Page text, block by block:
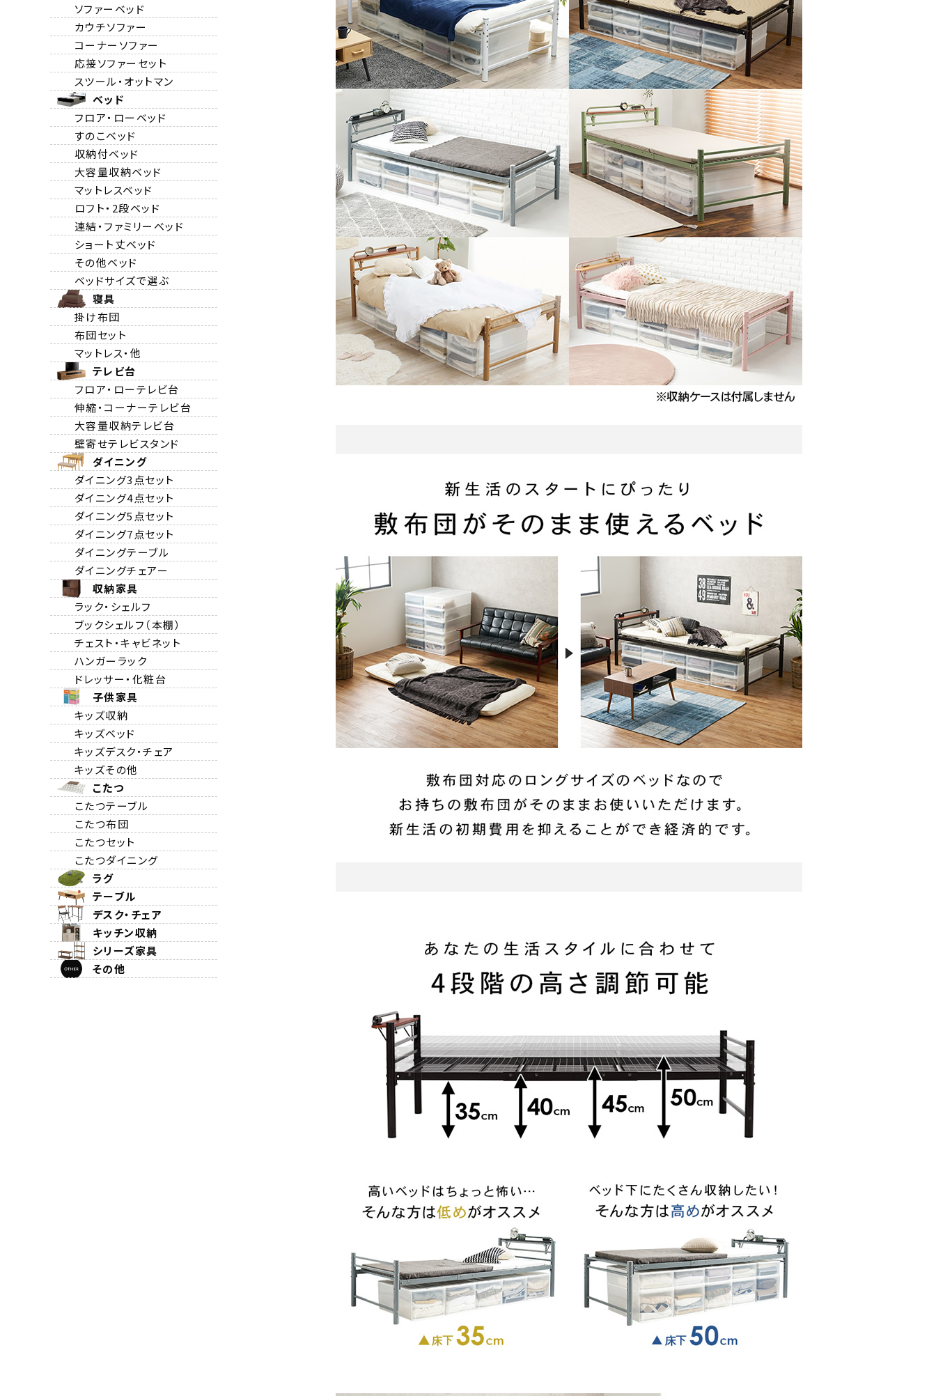
ソファーベッド
カウチソファー
コーナーソファー
応接ソファーセット
スツール・オットマン
ベッド
フロア・ローベッド
すのこベッド
収納付ベッド
大容量収納ベッド
マットレスベッド
ロフト・2段ベッド
連結・ファミリーベッド
ショート丈ベッド
その他ベッド
ベッドサイズで選ぶ
寝具
掛け布団
布団セット
マットレス・他
テレビ台
フロア・ローテレビ台
伸縮・コーナーテレビ台
大容量収納テレビ台
壁寄せテレビスタンド
ダイニング
ダイニング3点セット
ダイニング4点セット
ダイニング5点セット
ダイニング7点セット
ダイニングテーブル
ダイニングチェアー
収納家具
ラック・シェルフ
ブックシェルフ（本棚）
チェスト・キャビネット
ハンガーラック
ドレッサー・化粧台
子供家具
キッズ収納
キッズベッド
キッズデスク・チェア
キッズその他
こたつ
こたつテーブル
こたつ布団
こたつセット
こたつダイニング
ラグ
テーブル
デスク・チェア
キッチン収納
シリーズ家具
その他